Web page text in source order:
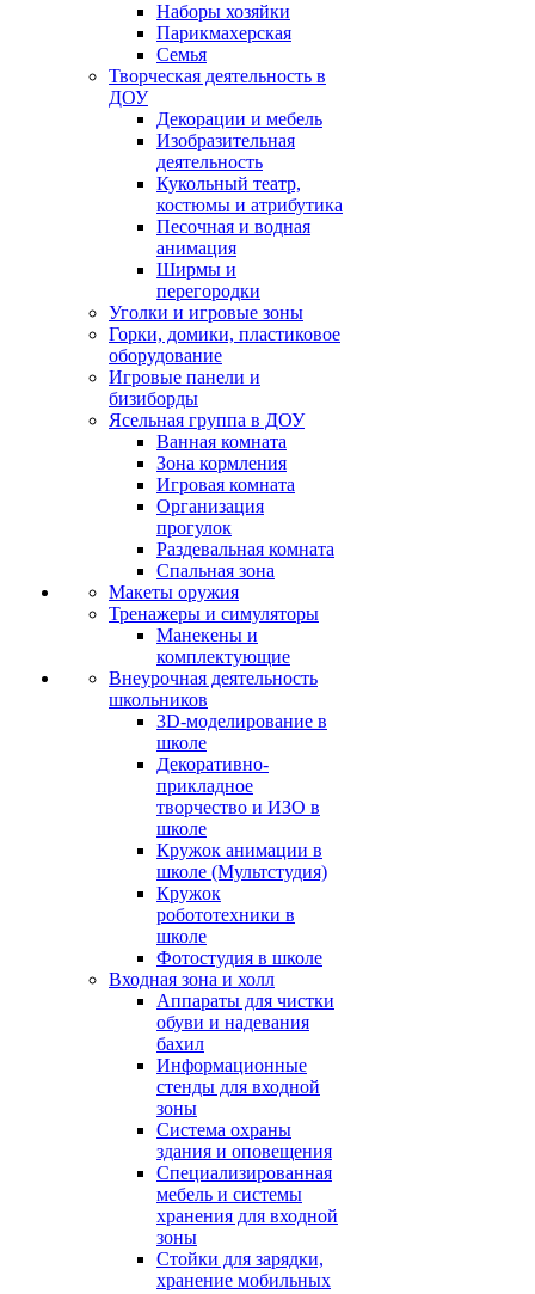
Наборы хозяйки
Парикмахерская
Семья
Творческая деятельность в
ДОУ
Декорации и мебель
Изобразительная
деятельность
Кукольный театр,
костюмы и атрибутика
Песочная и водная
анимация
Ширмы и
перегородки
Уголки и игровые зоны
Горки, домики, пластиковое
оборудование
Игровые панели и
бизиборды
Ясельная группа в ДОУ
Ванная комната
Зона кормления
Игровая комната
Организация
прогулок
Раздевальная комната
Спальная зона
Макеты оружия
Тренажеры и симуляторы
Манекены и
комплектующие
Внеурочная деятельность
школьников
3D-моделирование в
школе
Декоративно-
прикладное
творчество и ИЗО в
школе
Кружок анимации в
школе (Мультстудия)
Кружок
робототехники в
школе
Фотостудия в школе
Входная зона и холл
Аппараты для чистки
обуви и надевания
бахил
Информационные
стенды для входной
зоны
Система охраны
здания и оповещения
Специализированная
мебель и системы
хранения для входной
зоны
Стойки для зарядки,
хранение мобильных